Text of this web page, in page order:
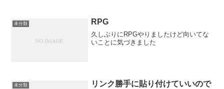
本語では一般に「随筆」の...
未分類 RPG
久しぶりにRPGやりましたけど向いてな
いことに気づきました
未分類
リンク勝手に貼り付けていいので